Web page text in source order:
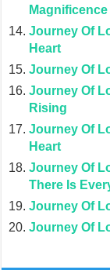
Magnificence
Journey Of
Heart
Journey Of
Journey Of
Rising
Journey Of
Heart
Journey Of
There Is
Journey Of
Journey Of